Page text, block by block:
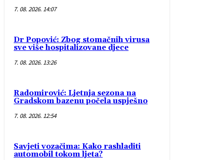
7. 08. 2026. 14:07
Dr Popović: Zbog stomačnih virusa
sve više hospitalizovane djece
7. 08. 2026. 13:26
Radomirović: Ljetnja sezona na
Gradskom bazenu počela uspješno
7. 08. 2026. 12:54
Savjeti vozačima: Kako rashladiti
automobil tokom ljeta?